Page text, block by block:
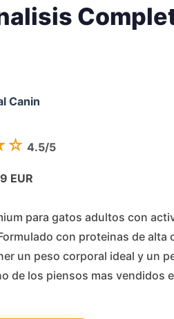
Canin
4.5/5
EUR
para gatos adultos con
con proteinas de alta
un peso corporal ideal y un
de los piensos mas vendidos